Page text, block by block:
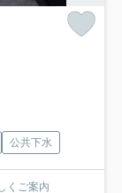
公共下水
くご案内